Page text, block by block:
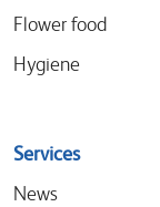
Flower food
Hygiene
Services
News